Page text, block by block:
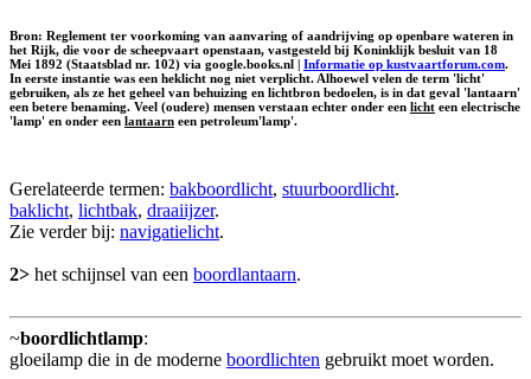
Bron: Reglement ter voorkoming van aanvaring of aandrijving op openbare wateren in
het Rijk, die voor de scheepvaart openstaan, vastgesteld bij Koninklijk besluit van 18
Mei 1892 (Staatsblad nr. 102) via google.books.nl | Informatie op kustvaartforum.com.
In eerste instantie was een heklicht nog niet verplicht. Alhoewel velen de term 'licht'
gebruiken, als ze het geheel van behuizing en lichtbron bedoelen, is in dat geval 'lantaarn'
een betere benaming. Veel (oudere) mensen verstaan echter onder een licht een electrische
'lamp' en onder een lantaarn een petroleum'lamp'.
Gerelateerde termen: bakboordlicht, stuurboordlicht.
baklicht, lichtbak, draaiijzer.
Zie verder bij: navigatielicht.
2> het schijnsel van een boordlantaarn.
~boordlichtlamp:
gloeilamp die in de moderne boordlichten gebruikt moet worden.